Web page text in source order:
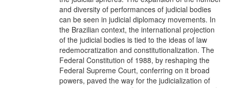
and diversity of performances of judicial bodies
can be seen in judicial diplomacy movements. In
the Brazilian context, the international projection
of the judicial bodies is tied to the ideas of law
redemocratization and constitutionalization. The
Federal Constitution of 1988, by reshaping the
Federal Supreme Court, conferring on it broad
powers, paved the way for the judicialization of